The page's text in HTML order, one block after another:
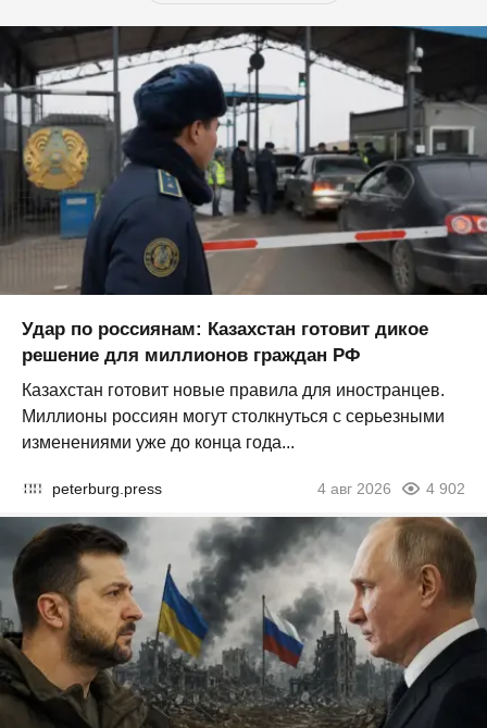
Удар по россиянам: Казахстан готовит дикое
решение для миллионов граждан РФ
Казахстан готовит новые правила для иностранцев.
Миллионы россиян могут столкнуться с серьезными
изменениями уже до конца года...
peterburg.press 4 авг 2026 4 902